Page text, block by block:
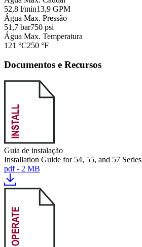
52,8 l/min13,9 GPM
Água Max. Pressão
51,7 bar750 psi
Água Max. Temperatura
121 °C250 °F
Documentos e Recursos
Guia de instalação
Installation Guide for 54, 55, and 57 Series
pdf - 2 MB